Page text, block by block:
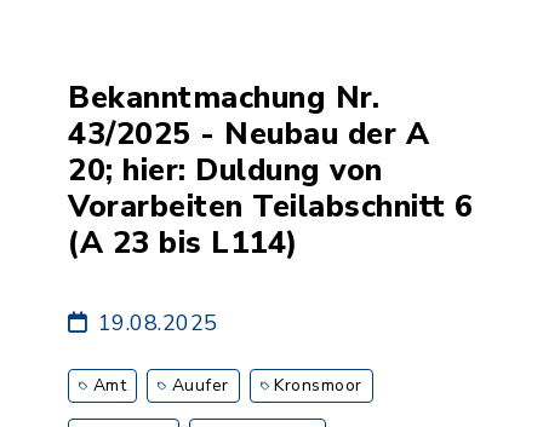
Bekanntmachung Nr.
43/2025 - Neubau der A
20; hier: Duldung von
Vorarbeiten Teilabschnitt 6
(A 23 bis L114)
19.08.2025
Amt Auufer Kronsmoor